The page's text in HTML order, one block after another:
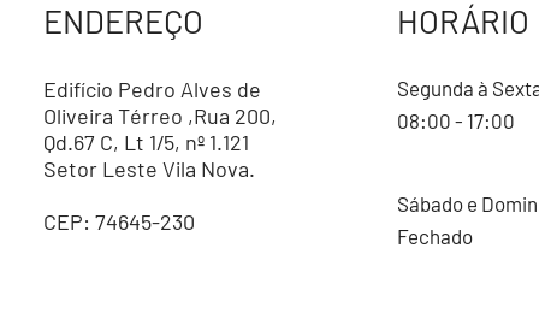
ENDEREÇO
Edifício Pedro Alves de
Oliveira Térreo ,Rua 200,
Qd.67 C, Lt 1/5, nº 1.121
Setor Leste Vila Nova.
CEP: 74645-230
HORÁRIO
Segunda à
08:00 - 17:00
Sábado e
Fechado